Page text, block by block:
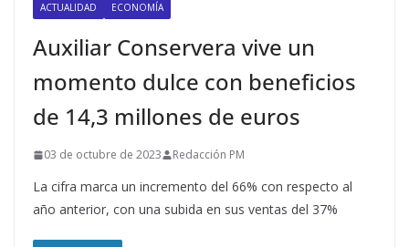
ACTUALIDAD ECONOMÍA
Auxiliar Conservera vive un
momento dulce con beneficios
de 14,3 millones de euros
03 de octubre de 2023 Redacción PM
La cifra marca un incremento del 66% con respecto al
año anterior, con una subida en sus ventas del 37%